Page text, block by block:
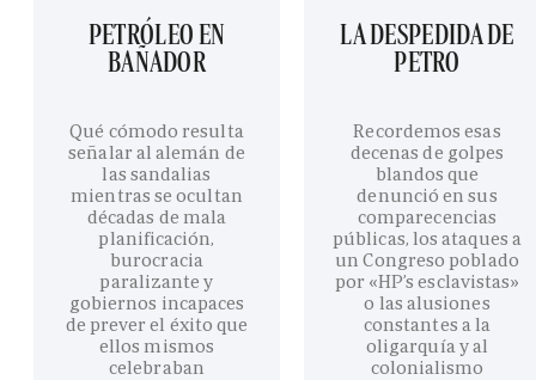
PETRÓLEO EN
BAÑADOR
Qué cómodo resulta
señalar al alemán de
las sandalias
mientras se ocultan
décadas de mala
planificación,
burocracia
paralizante y
gobiernos incapaces
de prever el éxito que
ellos mismos
celebraban
LA DESPEDIDA DE
PETRO
Recordemos esas
decenas de golpes
blandos que
denunció en sus
comparecencias
públicas, los ataques a
un Congreso poblado
por «HP’s esclavistas»
o las alusiones
constantes a la
oligarquía y al
colonialismo